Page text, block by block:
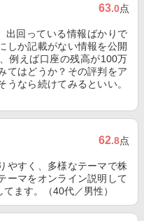
63.0点
出回っている情報ばかりで
しか記載がない情報を公開
例えば口座の残高が100万
てはどうか？その評判をア
うなら続けてみるといい。
62.8点
やすく、多様なテーマで株
ーマをオンライン説明して
ます。（40代／男性）